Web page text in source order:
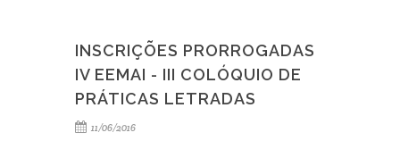
INSCRIÇÕES PRORROGADAS
IV EEMAI - III COLÓQUIO DE
PRÁTICAS LETRADAS
11/06/2016